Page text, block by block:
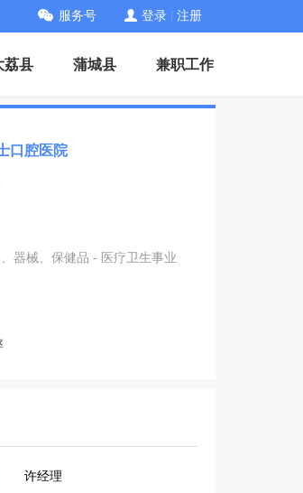
服务号 登录 注册
荔县 蒲城县 兼职工作
口腔医院
器械、保健品 - 医疗卫生事业
许经理